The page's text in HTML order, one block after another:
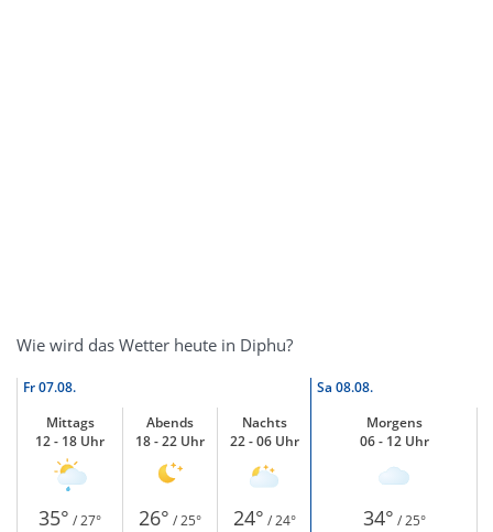
Wie wird das Wetter heute in Diphu?
Fr07.08. Sa 08.08.
Mittags
12 - 18 Uhr
Abends
18 - 22 Uhr
Nachts
22 - 06 Uhr
Morgens
06 - 12 Uhr
35° / 27° 26° / 25° 24° / 24° 34° / 25°